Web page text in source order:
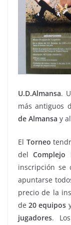
U.D.Almansa.
más antiguos
de Almansa y
El Torneo
delComplejo
inscripción se
apuntarse
precio de la
de20 equipos
jugadores.